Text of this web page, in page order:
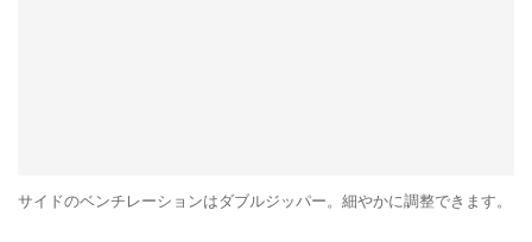
サイドのベンチレーションはダブルジッパー。細やかに調整できます。